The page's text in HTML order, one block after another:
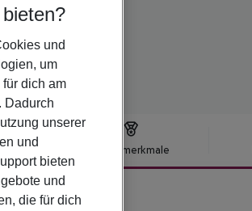
Hotelmerkmale
und
um
dich am
Dadurch
unserer
und
bieten
und
die für dich